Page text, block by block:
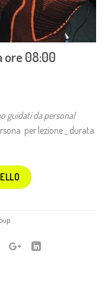
ore 08:00
guidati da personal
per lezione _ durata